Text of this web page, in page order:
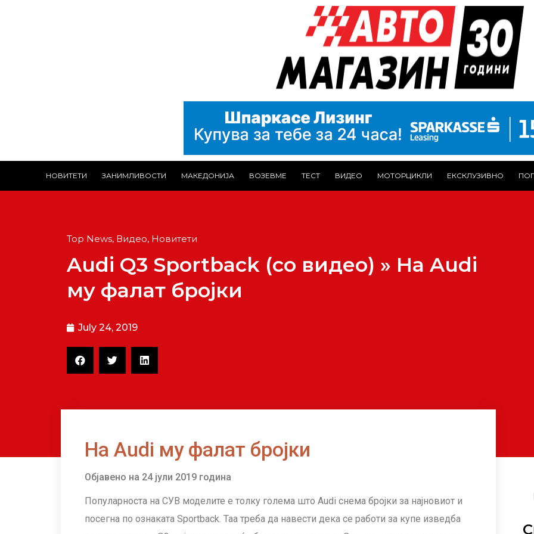
НОВИТЕТИ ЗАНИМЛИВОСТИ МАКЕДОНИЈА ВОЗЕВМЕ ТЕСТ ВИДЕО МОТОРЦИКЛИ ЕКСКЛУЗИВНО
Top News, Видео, Новитети
Audi Q3 Sportback (со видео) » На Audi
му фалат бројки
July 24, 2019
На Audi му фалат бројки
Објавено на 24 јули 2019 година
Популарноста на СУВ моделите е толку голема што Audi снема бројки за најновиот и
посегна по ознаката Sportback. Таа треба да навести дека се работи за купе изведба